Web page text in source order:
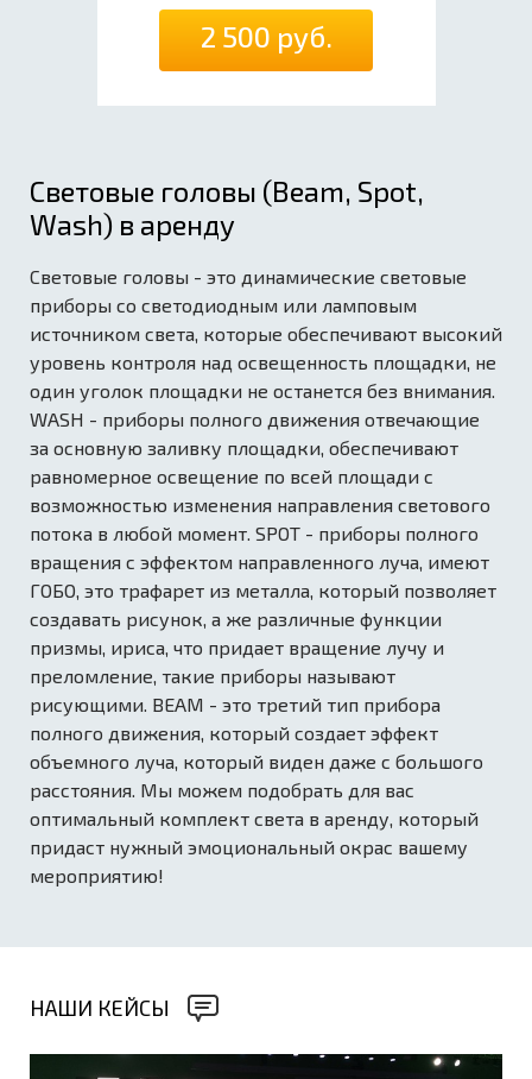
2 500 руб.
Световые головы (Beam, Spot,
Wash) в аренду
Световые головы - это динамические световые
приборы со светодиодным или ламповым
источником света, которые обеспечивают высокий
уровень контроля над освещенность площадки, не
один уголок площадки не останется без внимания.
WASH - приборы полного движения отвечающие
за основную заливку площадки, обеспечивают
равномерное освещение по всей площади с
возможностью изменения направления светового
потока в любой момент. SPOT - приборы полного
вращения с эффектом направленного луча, имеют
ГОБО, это трафарет из металла, который позволяет
создавать рисунок, а же различные функции
призмы, ириса, что придает вращение лучу и
преломление, такие приборы называют
рисующими. BEAM - это третий тип прибора
полного движения, который создает эффект
объемного луча, который виден даже с большого
расстояния. Мы можем подобрать для вас
оптимальный комплект света в аренду, который
придаст нужный эмоциональный окрас вашему
мероприятию!
НАШИ КЕЙСЫ